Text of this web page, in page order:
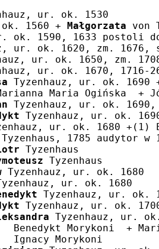
ur. ok. 1530
1560 + Małgorzata von
ok. 1590, 1633 postoli
ur. ok. 1620, zm. 1676,
ur. ok. 1650, zm.
ur. ok. 1670, 1716-
Tyzenhauz, ur. ok. 1690
Ogińska  + Józef
Tyzenhauz, ur. ok.
Tyzenhauz, ur. ok.
ur. ok. 1680 +(1)
Tyzenhaus, 1785 audytor
Tyzenhaus
Tyzenhaus
Tyzenhauz, ur. ok. 1680
ur. ok. 1680
Tyzenhauz, ur. ok.
Tyzenhauz, ur. ok.
Tyzenhauz, ur.
+ Maria
Morykoni